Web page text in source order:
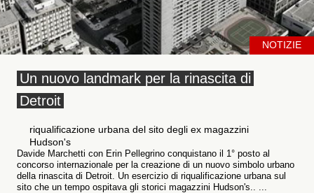
NOTIZIE
Un nuovo landmark per la rinascita di
Detroit
riqualificazione urbana del sito degli ex magazzini
Hudson's
Davide Marchetti con Erin Pellegrino conquistano il 1° posto al
concorso internazionale per la creazione di un nuovo simbolo urbano
della rinascita di Detroit. Un esercizio di riqualificazione urbana sul
sito che un tempo ospitava gli storici magazzini Hudson's.. ...